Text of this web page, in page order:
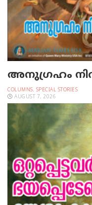
അനുഗ്രഹം
COLUMNS, SPECIAL STORIES
AUGUST 7, 2026